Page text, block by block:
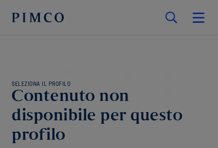
SELEZIONA IL PROFILO
Contenuto non
disponibile per questo
profilo